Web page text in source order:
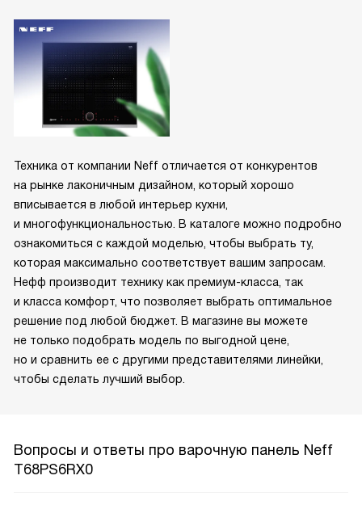
Техника от компании Neff отличается от конкурентов
на рынке лаконичным дизайном, который хорошо
вписывается в любой интерьер кухни,
и многофункциональностью. В каталоге можно подробно
ознакомиться с каждой моделью, чтобы выбрать ту,
которая максимально соответствует вашим запросам.
Нефф производит технику как премиум-класса, так
и класса комфорт, что позволяет выбрать оптимальное
решение под любой бюджет. В магазине вы можете
не только подобрать модель по выгодной цене,
но и сравнить ее с другими представителями линейки,
чтобы сделать лучший выбор.
Вопросы и ответы про варочную панель Neff
T68PS6RX0